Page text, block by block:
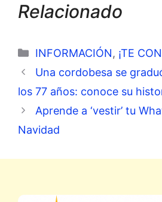
Relacionado
Categorías
INFORMACIÓN, ¡TE
Una cordobesa se
los 77 años: conoce su
Aprende a ‘vestir’ tu
Navidad